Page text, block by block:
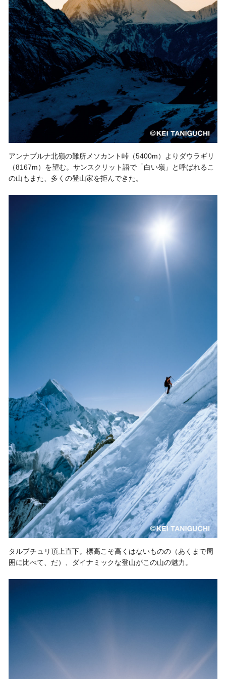
アンナプルナ北嶺の難所メソカント峠（5400m）よりダウラギリ
（8167m）を望む。サンスクリット語で「白い嶺」と呼ばれるこ
の山もまた、多くの登山家を拒んできた。
タルプチュリ頂上直下。標高こそ高くはないものの（あくまで周
囲に比べて、だ）、ダイナミックな登山がこの山の魅力。